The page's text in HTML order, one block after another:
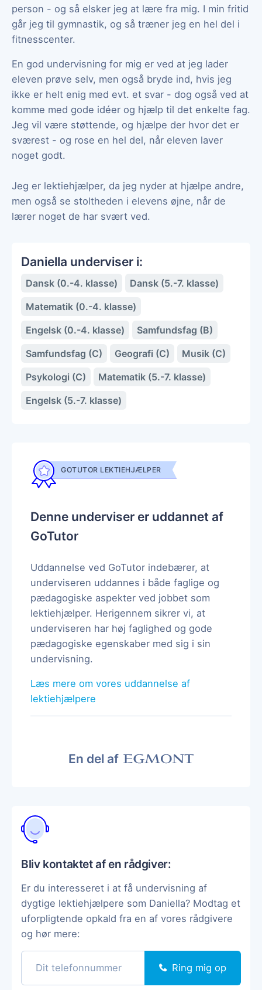
person - og så elsker jeg at lære fra mig. I min fritid
går jeg til gymnastik, og så træner jeg en hel del i
fitnesscenter.
En god undervisning for mig er ved at jeg lader
eleven prøve selv, men også bryde ind, hvis jeg
ikke er helt enig med evt. et svar - dog også ved at
komme med gode idéer og hjælp til det enkelte fag.
Jeg vil være støttende, og hjælpe der hvor det er
sværest - og rose en hel del, når eleven laver
noget godt.
Jeg er lektiehjælper, da jeg nyder at hjælpe andre,
men også se stoltheden i elevens øjne, når de
lærer noget de har svært ved.
Daniella underviser i:
Dansk (0.-4. klasse)
Dansk (5.-7. klasse)
Matematik (0.-4. klasse)
Engelsk (0.-4. klasse)
Samfundsfag (B)
Samfundsfag (C)
Geografi (C)
Musik (C)
Psykologi (C)
Matematik (5.-7. klasse)
Engelsk (5.-7. klasse)
GOTUTOR LEKTIEHJÆLPER
Denne underviser er uddannet af
GoTutor
Uddannelse ved GoTutor indebærer, at
underviseren uddannes i både faglige og
pædagogiske aspekter ved jobbet som
lektiehjælper. Herigennem sikrer vi, at
underviseren har høj faglighed og gode
pædagogiske egenskaber med sig i sin
undervisning.
Læs mere om vores uddannelse af
lektiehjælpere
En del af
Bliv kontaktet af en rådgiver:
Er du interesseret i at få undervisning af
dygtige lektiehjælpere som Daniella? Modtag et
uforpligtende opkald fra en af vores rådgivere
og hør mere:
Ring mig op